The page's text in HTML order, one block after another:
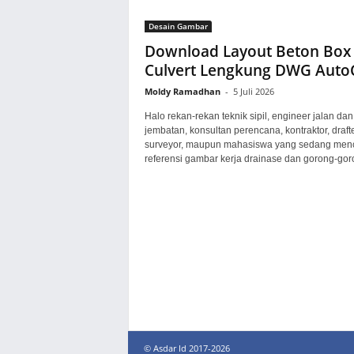
Desain Gambar
Download Layout Beton Box
Culvert Lengkung DWG
Moldy Ramadhan - 5 Juli 2026
Halo rekan-rekan teknik sipil, engineer jalan dan
jembatan, konsultan perencana, kontraktor,
surveyor, maupun mahasiswa yang sedang
referensi gambar kerja drainase dan gorong-
© Asdar Id 2017-2026